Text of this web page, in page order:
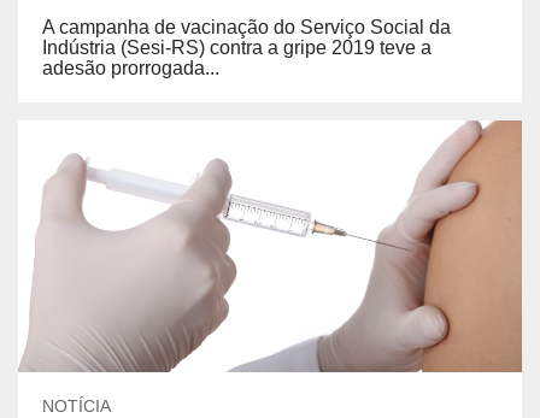
A campanha de vacinação do Serviço Social da
Indústria (Sesi-RS) contra a gripe 2019 teve a
adesão prorrogada...
NOTÍCIA